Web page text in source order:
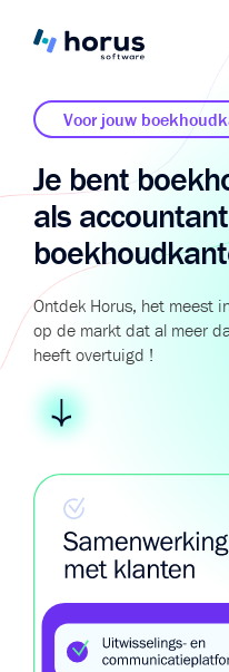
Voor jouw
Je bent
als
Ontdek Horus, het meest
op de markt dat al meer
heeft overtuigd !